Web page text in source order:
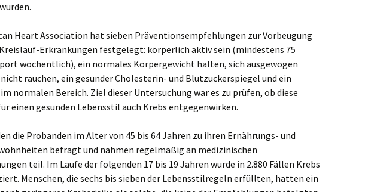
Heart Association hat sieben Präventionsempfehlungen zur Vorbeugung
Erkrankungen festgelegt: körperlich aktiv sein (mindestens 75
wöchentlich), ein normales Körpergewicht halten, sich ausgewogen
rauchen, ein gesunder Cholesterin- und Blutzuckerspiegel und ein
normalen Bereich. Ziel dieser Untersuchung war es zu prüfen, ob diese
einen gesunden Lebensstil auch Krebs entgegenwirken.
die Probanden im Alter von 45 bis 64 Jahren zu ihren Ernährungs- und
befragt und nahmen regelmäßig an medizinischen
teil. Im Laufe der folgenden 17 bis 19 Jahren wurde in 2.880 Fällen Krebs
Menschen, die sechs bis sieben der Lebensstilregeln erfüllten, hatten ein